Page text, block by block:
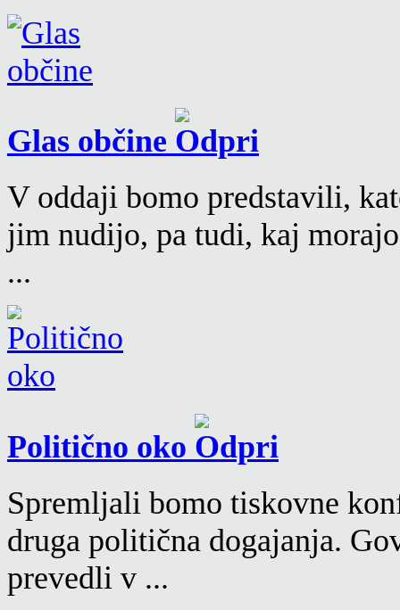
Glas občine
V oddaji bomo predstavili,
jim nudijo, pa tudi, kaj
...
Politično oko
Spremljali bomo tiskovne
druga politična dogajanja.
prevedli v ...